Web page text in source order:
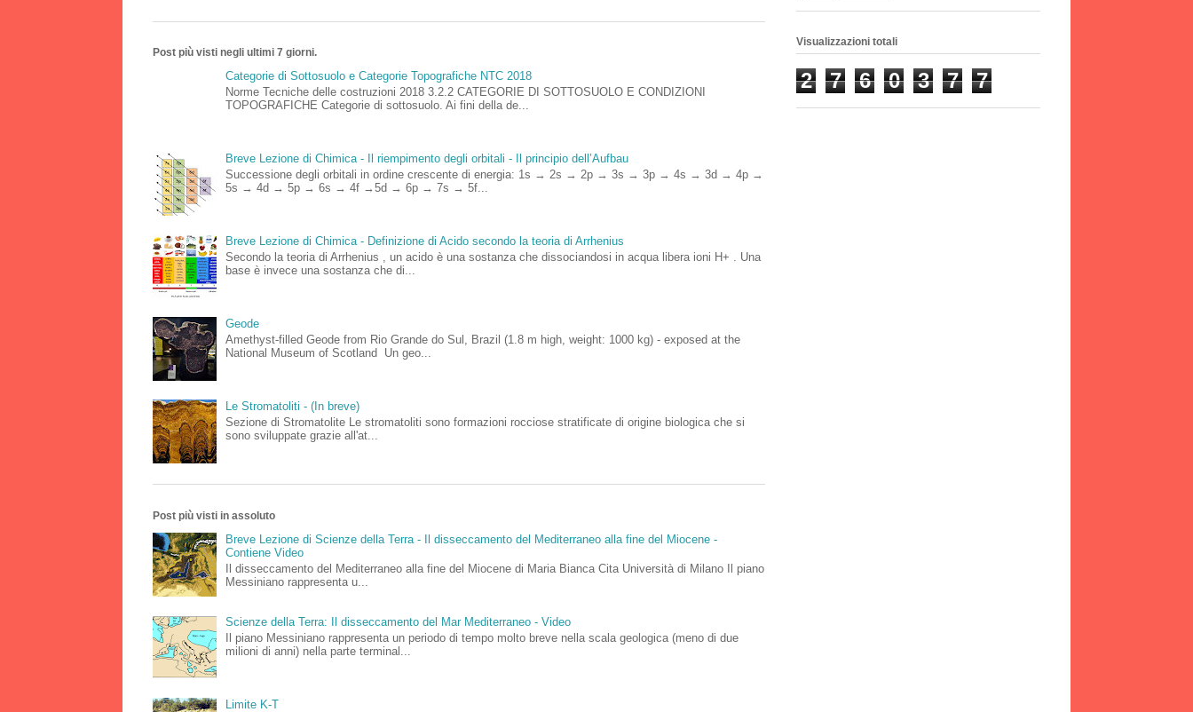
Post più visti negli ultimi 7 giorni.
Categorie di Sottosuolo e Categorie Topografiche NTC 2018
Norme Tecniche delle costruzioni 2018 3.2.2 CATEGORIE DI SOTTOSUOLO E CONDIZIONI
TOPOGRAFICHE Categorie di sottosuolo. Ai fini della de...
Breve Lezione di Chimica - Il riempimento degli orbitali - Il principio dell’Aufbau
Successione degli orbitali in ordine crescente di energia: 1s → 2s → 2p → 3s → 3p → 4s → 3d → 4p →
5s → 4d → 5p → 6s → 4f →5d → 6p → 7s → 5f...
Breve Lezione di Chimica - Definizione di Acido secondo la teoria di Arrhenius
Secondo la teoria di Arrhenius , un acido è una sostanza che dissociandosi in acqua libera ioni H+ . Una
base è invece una sostanza che di...
Geode
Amethyst-filled Geode from Rio Grande do Sul, Brazil (1.8 m high, weight: 1000 kg) - exposed at the
National Museum of Scotland Un geo...
Le Stromatoliti - (In breve)
Sezione di Stromatolite Le stromatoliti sono formazioni rocciose stratificate di origine biologica che si
sono sviluppate grazie all'at...
Post più visti in assoluto
Breve Lezione di Scienze della Terra - Il disseccamento del Mediterraneo alla fine del Miocene -
Contiene Video
Il disseccamento del Mediterraneo alla fine del Miocene di Maria Bianca Cita Università di Milano Il piano
Messiniano rappresenta u...
Scienze della Terra: Il disseccamento del Mar Mediterraneo - Video
Il piano Messiniano rappresenta un periodo di tempo molto breve nella scala geologica (meno di due
milioni di anni) nella parte terminal...
Limite K-T
Visualizzazioni totali
2 7 6 0 3 7 7